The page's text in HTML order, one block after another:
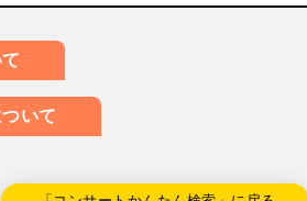
いて